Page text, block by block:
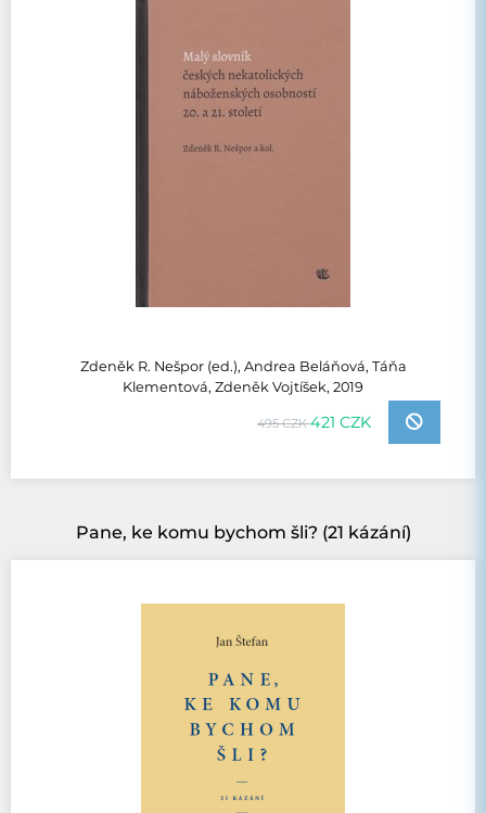
Zdeněk R. Nešpor (ed.), Andrea Beláňová, Táňa
Klementová, Zdeněk Vojtíšek, 2019
495 CZK421 CZK
Pane, ke komu bychom šli? (21 kázání)